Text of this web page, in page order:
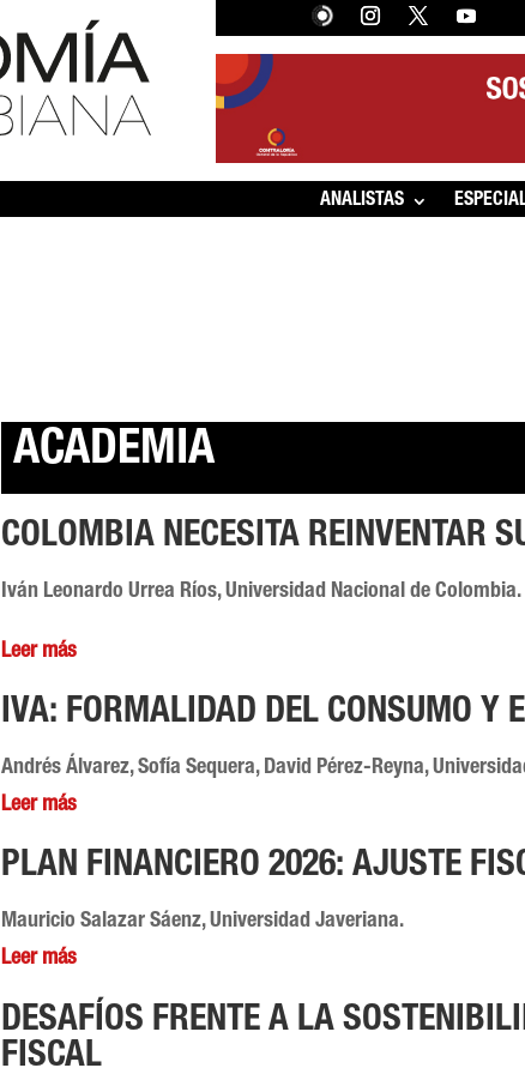
ANALISTAS
ACADEMIA
COLOMBIA NECESITA REINVENTAR
Iván Leonardo Urrea Ríos, Universidad Nacional de Colombia.
Leer más
IVA: FORMALIDAD DEL CONSUMO Y
Andrés Álvarez, Sofía Sequera, David Pérez-Reyna,
Leer más
PLAN FINANCIERO 2026: AJUSTE
Mauricio Salazar Sáenz, Universidad Javeriana.
Leer más
DESAFÍOS FRENTE A LA
FISCAL